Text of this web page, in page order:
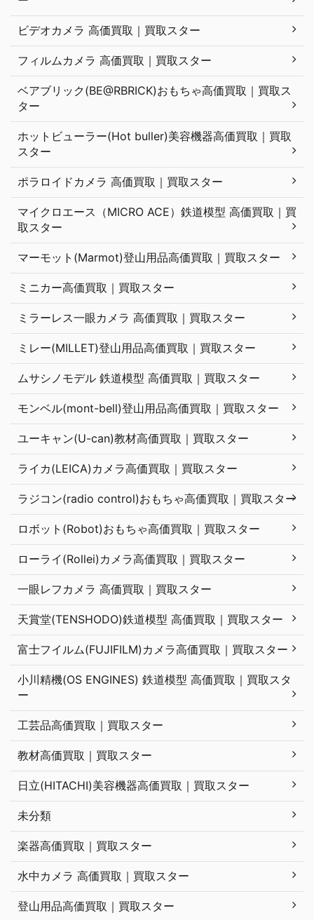
ビデオカメラ 高価買取｜買取スター
フィルムカメラ 高価買取｜買取スター
ベアブリック(BE@RBRICK)おもちゃ高価買取｜買取ス
ター
ホットビューラー(Hot buller)美容機器高価買取｜買取
スター
ポラロイドカメラ 高価買取｜買取スター
マイクロエース（MICRO ACE）鉄道模型 高価買取｜買
取スター
マーモット(Marmot)登山用品高価買取｜買取スター
ミニカー高価買取｜買取スター
ミラーレス一眼カメラ 高価買取｜買取スター
ミレー(MILLET)登山用品高価買取｜買取スター
ムサシノモデル 鉄道模型 高価買取｜買取スター
モンベル(mont-bell)登山用品高価買取｜買取スター
ユーキャン(U-can)教材高価買取｜買取スター
ライカ(LEICA)カメラ高価買取｜買取スター
ラジコン(radio control)おもちゃ高価買取｜買取スター
ロボット(Robot)おもちゃ高価買取｜買取スター
ローライ(Rollei)カメラ高価買取｜買取スター
一眼レフカメラ 高価買取｜買取スター
天賞堂(TENSHODO)鉄道模型 高価買取｜買取スター
富士フイルム(FUJIFILM)カメラ高価買取｜買取スター
小川精機(OS ENGINES) 鉄道模型 高価買取｜買取スタ
ー
工芸品高価買取｜買取スター
教材高価買取｜買取スター
日立(HITACHI)美容機器高価買取｜買取スター
未分類
楽器高価買取｜買取スター
水中カメラ 高価買取｜買取スター
登山用品高価買取｜買取スター